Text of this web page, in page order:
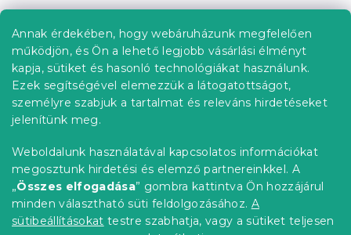
Annak érdekében, hogy webáruházunk megfelelően
működjön, és Ön a lehető legjobb vásárlási élményt
kapja, sütiket és hasonló technológiákat használunk.
Ezek segítségével elemezzük a látogatottságot,
személyre szabjuk a tartalmat és releváns hirdetéseket
jelenítünk meg.
Weboldalunk használatával kapcsolatos információkat
megosztunk hirdetési és elemző partnereinkkel. A
„Összes elfogadása” gombra kattintva Ön hozzájárul
minden választható süti feldolgozásához. A
sütibeállításokat testre szabhatja, vagy a sütiket teljesen
i
r
á
n
y
í
t
e
l
e
m
e
i
á
Információ az Ön számára
Rendelés követése
Szállítási lehetőségek
Fizetési lehetőségek
Reklamáció és áruvisszaküldés
Elérhetőség
Általános szerződési feltételek
Adatvédelmi nyilatkozat
Blog
Partnereinknek